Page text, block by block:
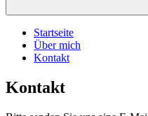
Startseite
Über mich
Kontakt
Kontakt